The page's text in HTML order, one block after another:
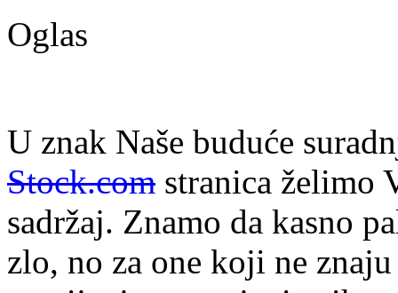
Oglas
U znak Naše buduće
Stock.com stranica želimo
sadržaj. Znamo da kasno
zlo, no za one koji ne